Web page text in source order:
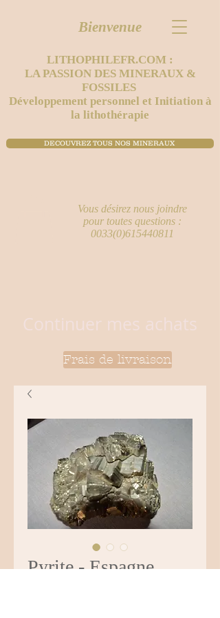
Vous désirez nous joindre
pour toutes questions :
0033(0)615440811
Bienvenue
LITHOPHILEFR.COM :
LA PASSION DES MINERAUX &
FOSSILES
Développement personnel et Initiation à
la lithothérapie
DECOUVREZ TOUS NOS MINERAUX ​
Continuer mes achats
Frais de livraison
Pyrite - Espagne